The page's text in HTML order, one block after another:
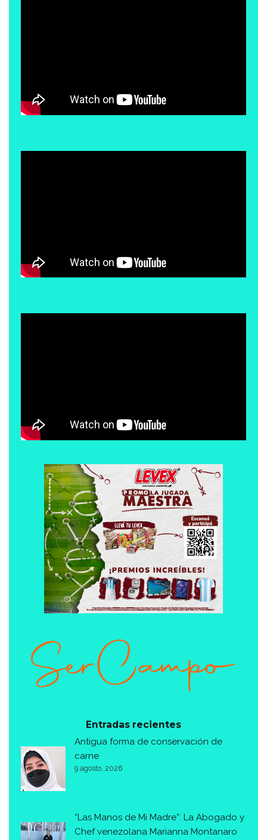
Entradas recientes
Antigua forma de conservación de
carne
9 agosto, 2026
“Las Manos de Mi Madre”: La Abogado y
Chef venezolana Marianna Montanaro